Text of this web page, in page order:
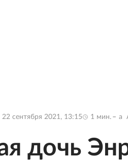
22 сентября 2021, 13:15 1 мин. a
дочь